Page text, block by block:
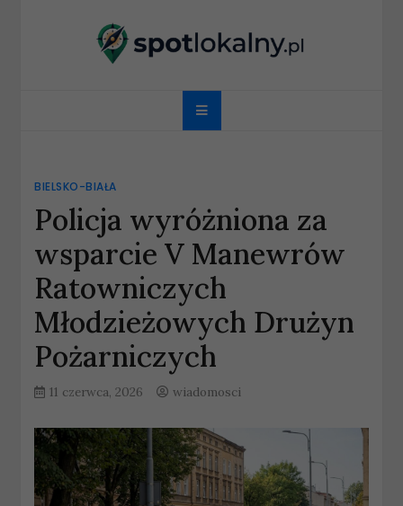
spotlokalny.pl
BIELSKO-BIAŁA
Policja wyróżniona za
wsparcie V Manewrów
Ratowniczych
Młodzieżowych Drużyn
Pożarniczych
11 czerwca, 2026 wiadomosci